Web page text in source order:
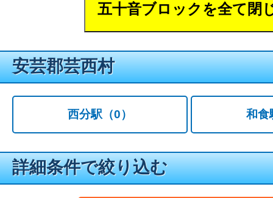
安芸郡芸西村
西分駅 （0） 和食
詳細条件で絞り込む